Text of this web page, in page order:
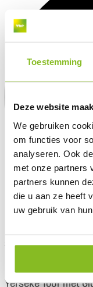
Toestemming
Deze website
We gebruiken
om functies voor
analyseren. Ook
met onze partners
partners kunnen
die u aan ze heeft
uw gebruik van
Yerseke Tour met